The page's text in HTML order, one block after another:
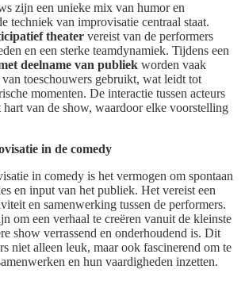
zijn een unieke mix van humor en
techniek van improvisatie centraal staat.
theater vereist van de performers
en een sterke teamdynamiek. Tijdens een
deelname van publiek worden vaak
van toeschouwers gebruikt, wat leidt tot
momenten. De interactie tussen acteurs
van de show, waardoor elke voorstelling
in de comedy
in comedy is het vermogen om spontaan
en input van het publiek. Het vereist een
en samenwerking tussen de performers.
om een verhaal te creëren vanuit de kleinste
show verrassend en onderhoudend is. Dit
niet alleen leuk, maar ook fascinerend om te
en hun vaardigheden inzetten.